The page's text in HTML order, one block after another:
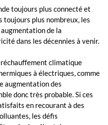
toujours plus connecté et
toujours plus nombreux, les
de la
dans les décennies à venir.
climatique
à électriques, comme
augmentation des
donc très probable. Si ces
en recourant à des
les défis